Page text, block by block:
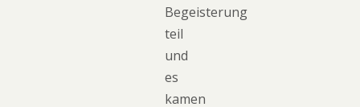
Begeisterung
teil
und
es
kamen